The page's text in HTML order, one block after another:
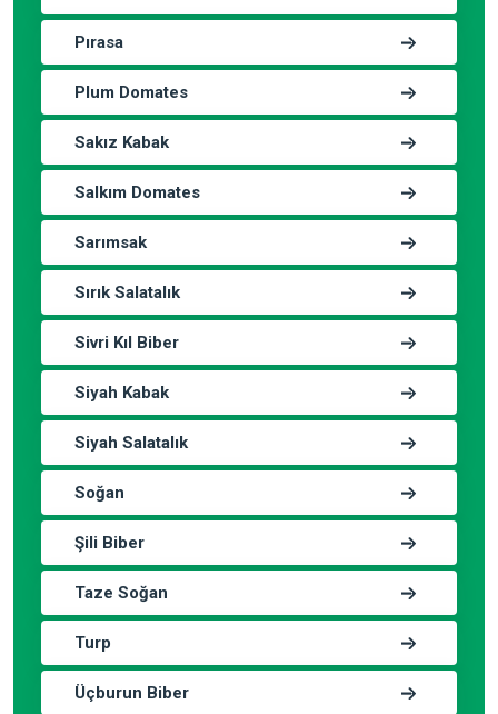
Pırasa
Plum Domates
Sakız Kabak
Salkım Domates
Sarımsak
Sırık Salatalık
Sivri Kıl Biber
Siyah Kabak
Siyah Salatalık
Soğan
Şili Biber
Taze Soğan
Turp
Üçburun Biber